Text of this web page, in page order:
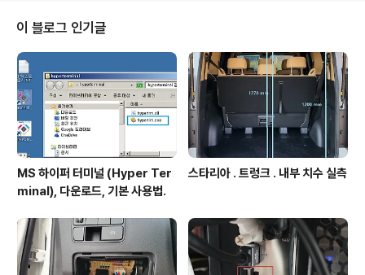
랙의 윗부분에 있는 1U 형식의 것. 랙장착전의 모습. HDD 카트리지 - HDD
카트리지에서 H..
이 블로그 인기글
MS 하이퍼 터미널 (Hyper Ter
minal), 다운로드, 기본 사용법.
스타리아 . 트렁크 . 내부 치수 실측